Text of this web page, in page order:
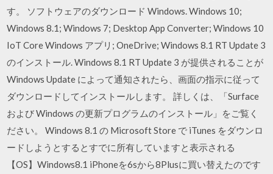
す。 ソフトウェアのダウンロード Windows. Windows 10;
Windows 8.1; Windows 7; Desktop App Converter; Windows 10
IoT Core Windows アプリ; OneDrive; Windows 8.1 RT Update 3
のインストール. Windows 8.1 RT Update 3 が提供されることが
Windows Update によって通知されたら、画面の指示に従って
ダウンロードしてインストールします。 詳しくは、「Surface
および Windows の更新プログラムのインストール」をご覧く
ださい。 Windows 8.1 の Microsoft Store で iTunes をダウンロ
ードしようとするとすでに所有していますと表示される
【OS】Windows8.1 iPhoneを6sから8Plusに買い替えたのです